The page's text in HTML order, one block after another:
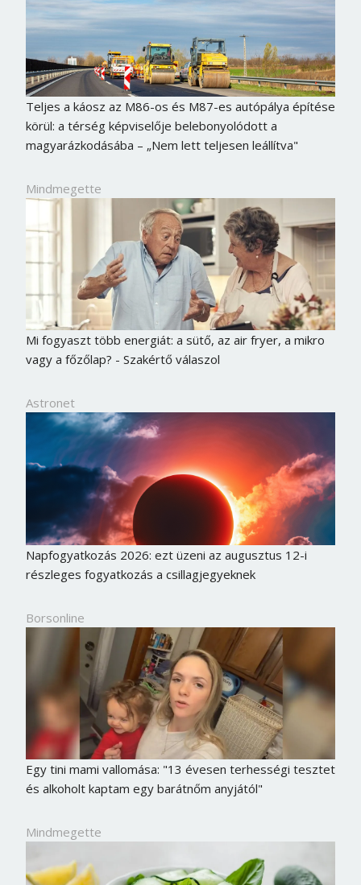
Teljes a káosz az M86-os és M87-es autópálya építése
körül: a térség képviselője belebonyolódott a
magyarázkodásába – „Nem lett teljesen leállítva"
Mindmegette
Mi fogyaszt több energiát: a sütő, az air fryer, a mikro
vagy a főzőlap? - Szakértő válaszol
Astronet
Napfogyatkozás 2026: ezt üzeni az augusztus 12-i
részleges fogyatkozás a csillagjegyeknek
Borsonline
Egy tini mami vallomása: "13 évesen terhességi tesztet
és alkoholt kaptam egy barátnőm anyjától"
Mindmegette
Borsonline bejelentkezés
E-mail cím vagy felhasználónév